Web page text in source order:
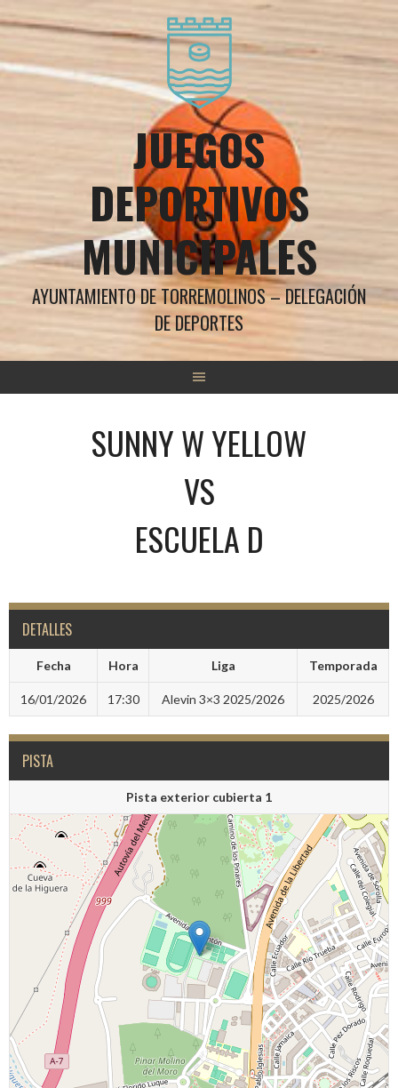
al
JUEGOS
DEPORTIVOS
MUNICIPALES
AYUNTAMIENTO DE TORREMOLINOS – DELEGACIÓN
DE DEPORTES
SUNNY W YELLOW
VS
ESCUELA D
DETALLES
Fecha Hora Liga Temporada
16/01/2026 17:30 Alevin 3×3 2025/2026 2025/2026
PISTA
Pista exterior cubierta 1